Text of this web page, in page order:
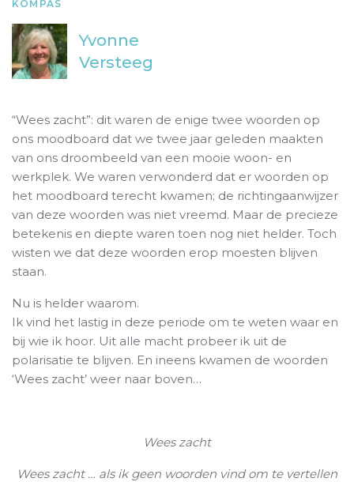
KOMPAS
Yvonne
Versteeg
“Wees zacht”: dit waren de enige twee woorden op
ons moodboard dat we twee jaar geleden maakten
van ons droombeeld van een mooie woon- en
werkplek. We waren verwonderd dat er woorden op
het moodboard terecht kwamen; de richtingaanwijzer
van deze woorden was niet vreemd. Maar de precieze
betekenis en diepte waren toen nog niet helder. Toch
wisten we dat deze woorden erop moesten blijven
staan.
Nu is helder waarom.
Ik vind het lastig in deze periode om te weten waar en
bij wie ik hoor. Uit alle macht probeer ik uit de
polarisatie te blijven. En ineens kwamen de woorden
‘Wees zacht’ weer naar boven…
Wees zacht
Wees zacht … als ik geen woorden vind om te vertellen